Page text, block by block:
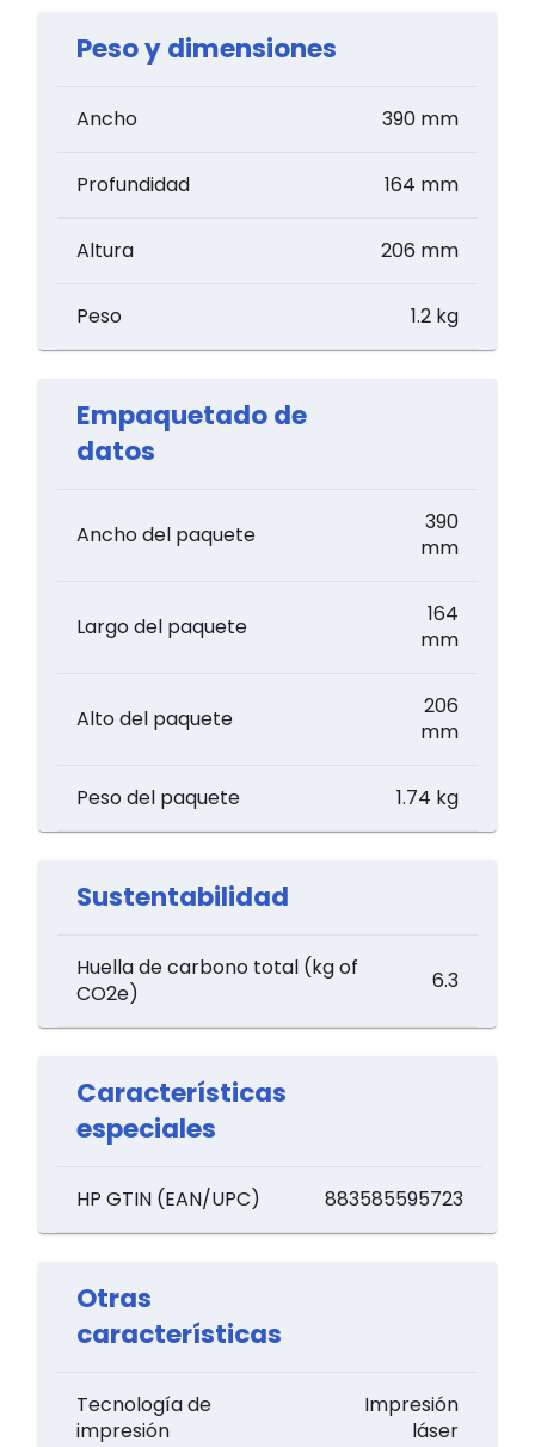
Peso y dimensiones
Ancho 390 mm
Profundidad 164 mm
Altura 206 mm
Peso 1.2 kg
Empaquetado de
datos
Ancho del paquete
390
mm
Largo del paquete
164
mm
Alto del paquete
206
mm
Peso del paquete 1.74 kg
Sustentabilidad
Huella de carbono total (kg of
CO2e)
6.3
Características
especiales
HP GTIN (EAN/UPC) 883585595723
Otras
características
Tecnología de
impresión
Impresión
láser